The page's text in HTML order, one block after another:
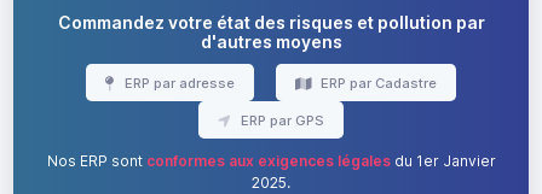
Commandez votre état des risques et pollution par
d'autres moyens
ERP par adresse ERP par Cadastre
ERP par GPS
Nos ERP sont conformes aux exigences légalesdu 1er Janvier
2025.